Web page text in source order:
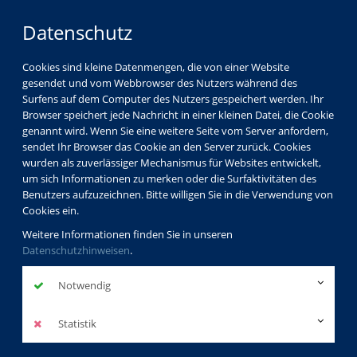
Datenschutz
Cookies sind kleine Datenmengen, die von einer Website
gesendet und vom Webbrowser des Nutzers während des
Surfens auf dem Computer des Nutzers gespeichert werden. Ihr
Browser speichert jede Nachricht in einer kleinen Datei, die Cookie
genannt wird. Wenn Sie eine weitere Seite vom Server anfordern,
sendet Ihr Browser das Cookie an den Server zurück. Cookies
wurden als zuverlässiger Mechanismus für Websites entwickelt,
um sich Informationen zu merken oder die Surfaktivitäten des
Benutzers aufzuzeichnen. Bitte willigen Sie in die Verwendung von
Cookies ein.
Weitere Informationen finden Sie in unseren
Datenschutzhinweisen.
Notwendig
Statistik